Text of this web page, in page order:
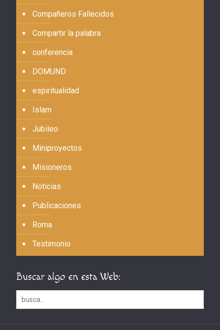
Compañeros Fallecidos
Compartir la palabra
conferencia
DOMUND
espiritualidad
Islam
Jubileo
Miniproyectos
Misioneros
Noticias
Publicaciones
Roma
Testimonio
Buscar algo en esta Web: